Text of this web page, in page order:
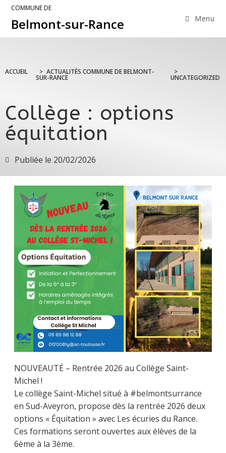
COMMUNE DE
Belmont-sur-Rance Menu
ACCUEIL > ACTUALITÉS COMMUNE DE BELMONT-
SUR-RANCE
>
UNCATEGORIZED
Collège : options
équitation
Publiée le 20/02/2026
NOUVEAUTÉ – Rentrée 2026 au Collège Saint-
Michel !
Le collège Saint-Michel situé à #belmontsurrance
en Sud-Aveyron, propose dès la rentrée 2026 deux
options « Équitation » avec Les écuries du Rance.
Ces formations seront ouvertes aux élèves de la
6ème à la 3ème.